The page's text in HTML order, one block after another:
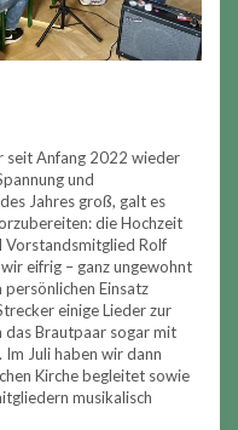
seit Anfang 2022 wieder
und
Jahres groß, galt es
die Hochzeit
Vorstandsmitglied Rolf
eifrig – ganz ungewohnt
Einsatz
einige Lieder zur
das Brautpaar sogar mit
Im Juli haben wir dann
Kirche begleitet sowie
musikalisch